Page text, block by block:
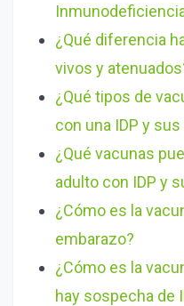
¿Qué diferencia
vivos y
¿Qué tipos de
con una IDP y
¿Qué vacunas
adulto con IDP y
¿Cómo es la
embarazo?
¿Cómo es la
hay sospecha de